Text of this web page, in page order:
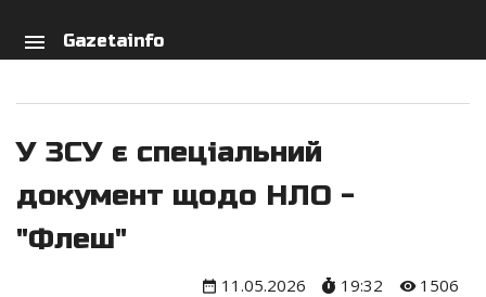
menu Gazetainfo
У ЗСУ є спеціальний
документ щодо НЛО -
"Флеш"
11.05.2026 19:32 1506